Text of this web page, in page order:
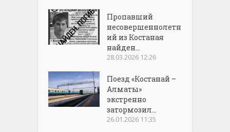
Пропавший
несовершеннолетн
ий из Костаная
найден...
28.03.2026 12:26
Поезд «Костанай –
Алматы»
экстренно
затормозил...
26.01.2026 11:35